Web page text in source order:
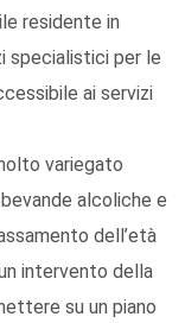
residente in
specialistici per le
ai servizi
variegato
alcoliche e
dell’età
intervento della
su un piano